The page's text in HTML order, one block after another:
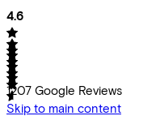
4.6
1207 Google Reviews
Skip to main content